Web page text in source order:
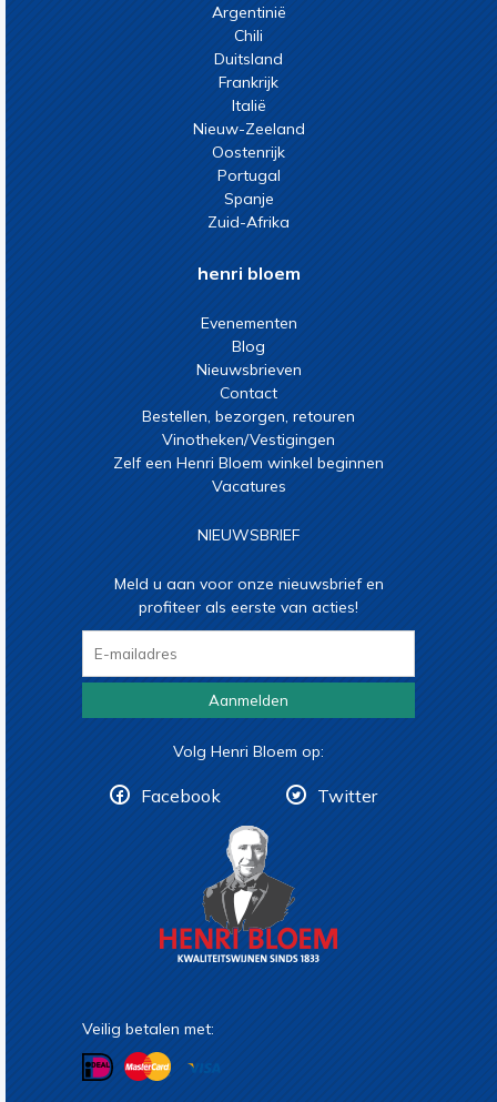
Argentinië
Chili
Duitsland
Frankrijk
Italië
Nieuw-Zeeland
Oostenrijk
Portugal
Spanje
Zuid-Afrika
henri bloem
Evenementen
Blog
Nieuwsbrieven
Contact
Bestellen, bezorgen, retouren
Vinotheken/Vestigingen
Zelf een Henri Bloem winkel beginnen
Vacatures
NIEUWSBRIEF
Meld u aan voor onze nieuwsbrief en
profiteer als eerste van acties!
Aanmelden
Volg Henri Bloem op:
Facebook Twitter
Veilig betalen met: